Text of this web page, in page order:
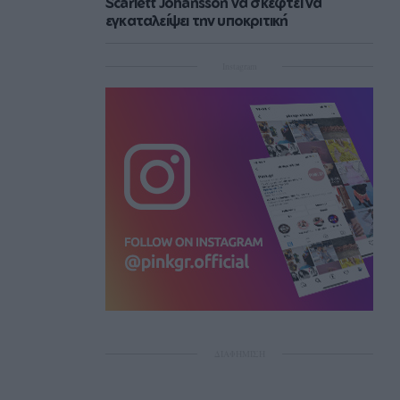
εγκαταλείψει την υποκριτική